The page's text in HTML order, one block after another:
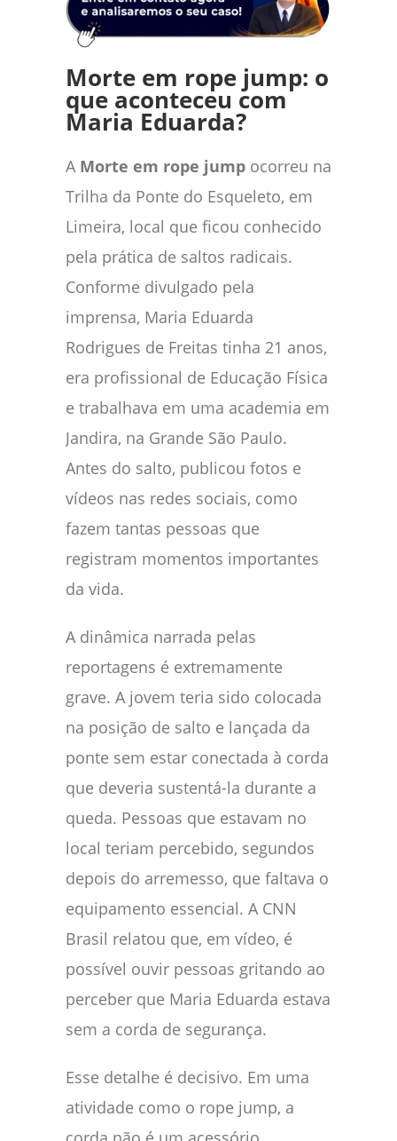
Morte em rope jump: o
que aconteceu com
Maria Eduarda?
A Morte em rope jump ocorreu na
Trilha da Ponte do Esqueleto, em
Limeira, local que ficou conhecido
pela prática de saltos radicais.
Conforme divulgado pela
imprensa, Maria Eduarda
Rodrigues de Freitas tinha 21 anos,
era profissional de Educação Física
e trabalhava em uma academia em
Jandira, na Grande São Paulo.
Antes do salto, publicou fotos e
vídeos nas redes sociais, como
fazem tantas pessoas que
registram momentos importantes
da vida.
A dinâmica narrada pelas
reportagens é extremamente
grave. A jovem teria sido colocada
na posição de salto e lançada da
ponte sem estar conectada à corda
que deveria sustentá-la durante a
queda. Pessoas que estavam no
local teriam percebido, segundos
depois do arremesso, que faltava o
equipamento essencial. A CNN
Brasil relatou que, em vídeo, é
possível ouvir pessoas gritando ao
perceber que Maria Eduarda estava
sem a corda de segurança.
Esse detalhe é decisivo. Em uma
atividade como o rope jump, a